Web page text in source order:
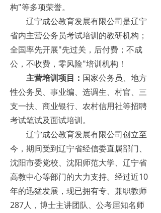
构"等多项荣誉。
辽宁成公教育发展有限公司是辽宁
省内主营公务员考试培训的教研机构；
全国率先开展"先过关，后付费；不成
公，不收费，零风险"培训机构！
主营培训项目： 国家公务员、地方
性公务员、事业编、选调生、村官、三
支一扶、商业银行、农村信用社等招聘
考试笔试及面试培训。
辽宁成公教育发展有限公司创立至
今，期间受到辽宁省经信委直属部门、
沈阳市委党校、沈阳师范大学、辽宁省
高教中心等部门的大力支持。经过近10
年的迅猛发展，现已拥有专、兼职教师
287人，博士主讲团队、公考届知名师